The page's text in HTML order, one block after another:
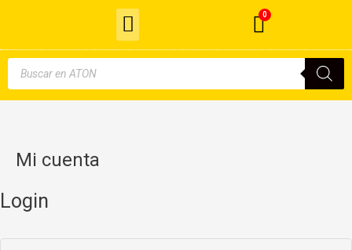
contenido
Menu 0Cart
Búsqueda
de
productos
Mi cuenta
Login